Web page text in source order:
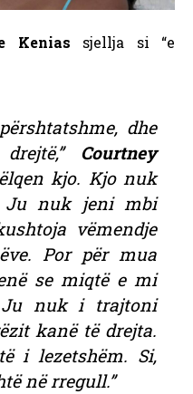
Kenias sjellja si “e
dhe
Courtney
kjo. Kjo nuk
Ju nuk jeni mbi
vëmendje
Por për mua
se miqtë e mi
nuk i trajtoni
kanë të drejta.
i lezetshëm. Si,
në rregull.”